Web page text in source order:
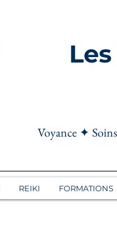
Voyance ✦
REIKI FORMATIONS